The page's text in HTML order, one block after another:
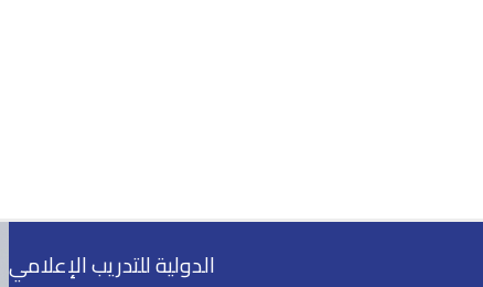
الدولية للتدريب الإعلامي